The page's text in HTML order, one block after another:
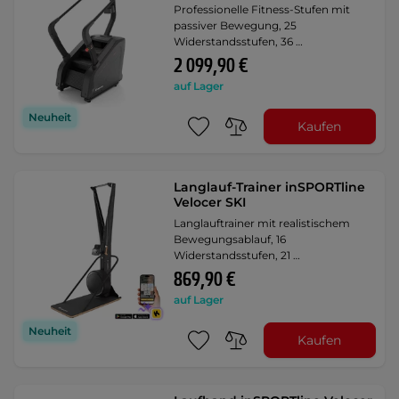
Neuheit
Professionelle Fitness-Stufen mit
passiver Bewegung, 25
Widerstandsstufen, 36 …
2 099,90 €
auf Lager
Kaufen
Neuheit
Langlauf-Trainer inSPORTline
Velocer SKI
Langlauftrainer mit realistischem
Bewegungsablauf, 16
Widerstandsstufen, 21 …
869,90 €
auf Lager
Kaufen